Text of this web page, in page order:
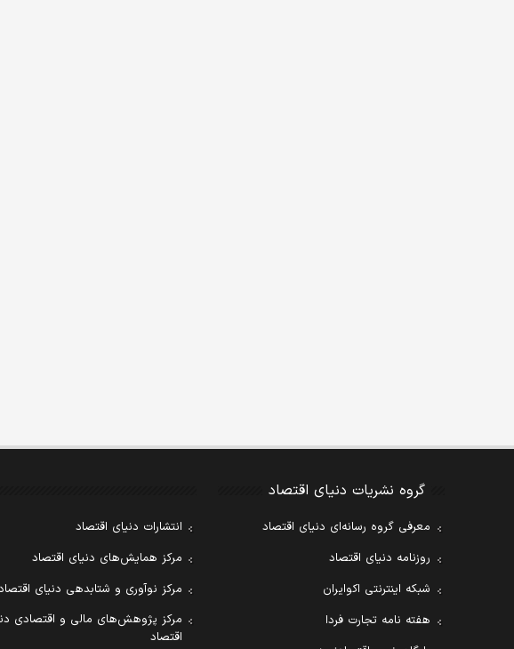
گروه نشریات دنیای اقتصاد
معرفی گروه رسانه‌ای دنیای اقتصاد
روزنامه دنیای اقتصاد
شبکه اینترنتی اکوایران
هفته نامه تجارت فردا
انتشارات دنیای اقتصاد
مرکز همایش‌های دنیای اقتصاد
مرکز نوآوری و شتابدهی دنیای
مرکز پژوهش‌های مالی و اقتصادی
اقتصاد